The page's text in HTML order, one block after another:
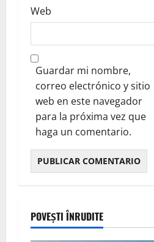
Web
Guardar mi nombre,
correo electrónico y sitio
web en este navegador
para la próxima vez que
haga un comentario.
POVEȘTI ÎNRUDITE